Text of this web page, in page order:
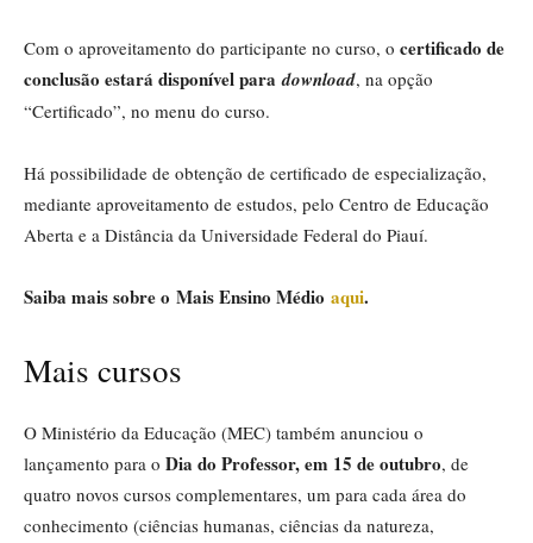
Com o aproveitamento do participante no curso, o certificado de
conclusão estará disponível paradownload, na opção
“Certificado”, no menu do curso.
Há possibilidade de obtenção de certificado de especialização,
mediante aproveitamento de estudos, pelo Centro de Educação
Aberta e a Distância da Universidade Federal do Piauí.
Saiba mais sobre o Mais Ensino Médio aqui.
Mais cursos
O Ministério da Educação (MEC) também anunciou o
lançamento para o Dia do Professor, em 15 de outubro, de
quatro novos cursos complementares, um para cada área do
conhecimento (ciências humanas, ciências da natureza,